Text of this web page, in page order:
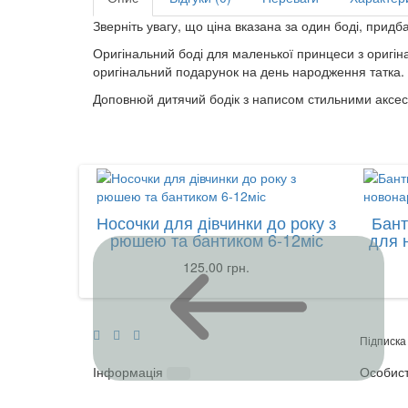
Зверніть увагу, що ціна вказана за один боді,
Оригінальний боді для маленької принцеси з
оригінальний подарунок на день народження татка.
Доповнюй дитячий бодік з написом стильними
Носочки для дівчинки до року з
рюшею та бантиком 6-12міс
125.00 грн.
для
Інформація